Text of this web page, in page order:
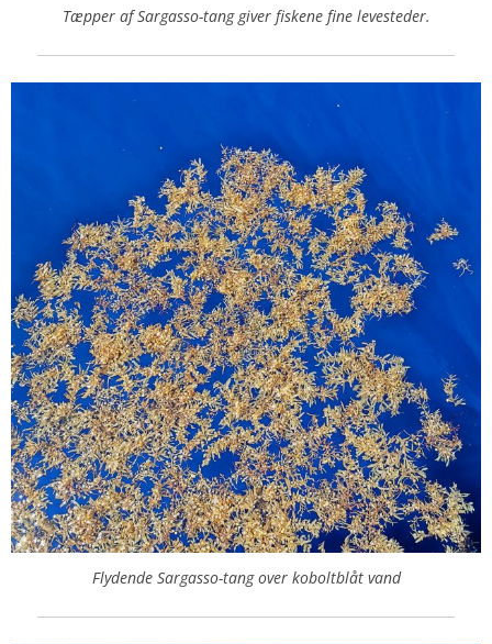
Tæpper af Sargasso-tang giver fiskene fine levesteder.
Flydende Sargasso-tang over koboltblåt vand